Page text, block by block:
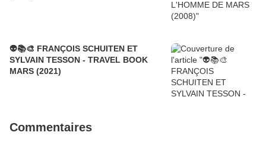
👽📚🎨 FRANÇOIS SCHUITEN ET
SYLVAIN TESSON - TRAVEL BOOK
MARS (2021)
Commentaires